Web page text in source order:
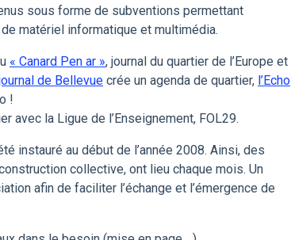
sous forme de subventions permettant
matériel informatique et multimédia.
« Canard Pen ar », journal du quartier de l’Europe et
de Bellevue crée un agenda de quartier, l’Echo
!
avec la Ligue de l’Enseignement, FOL29.
instauré au début de l’année 2008. Ainsi, des
collective, ont lieu chaque mois. Un
afin de faciliter l’échange et l’émergence de